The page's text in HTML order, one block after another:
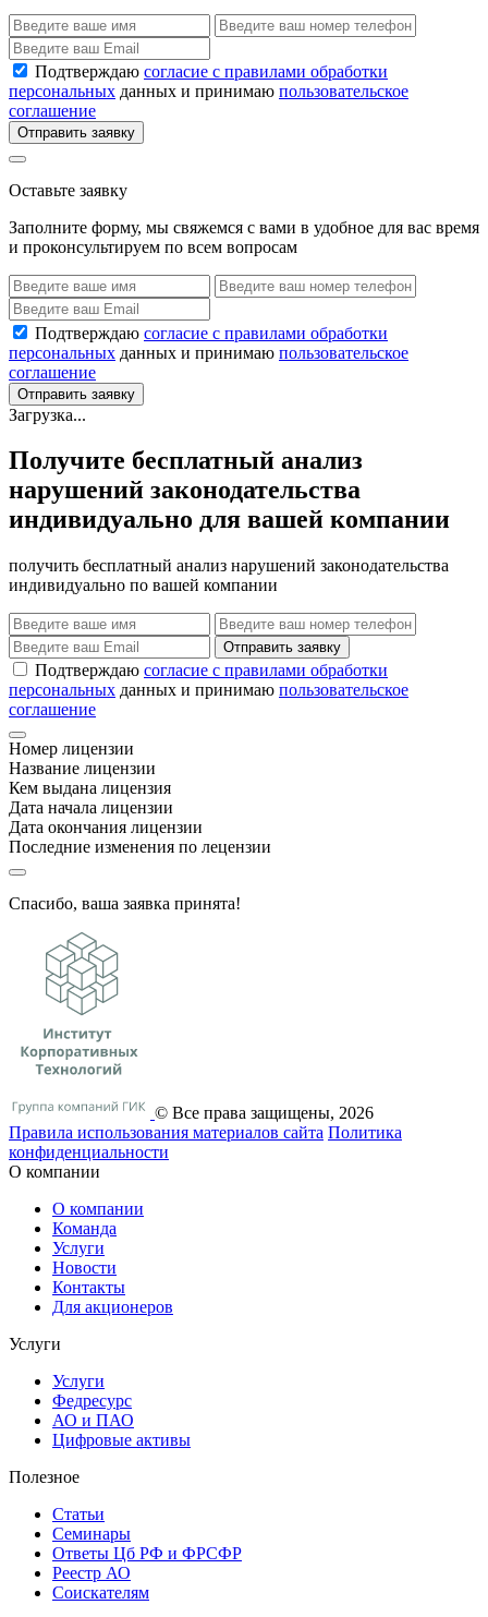
Подтверждаю согласие с правилами обработки
персональных данных и принимаю пользовательское
соглашение
Отправить заявку
Оставьте заявку
Заполните форму, мы свяжемся с вами в удобное для вас время
и проконсультируем по всем вопросам
Подтверждаю согласие с правилами обработки
персональных данных и принимаю пользовательское
соглашение
Отправить заявку
Загрузка...
Получите бесплатный анализ
нарушений законодательства
индивидуально для вашей компании
получить бесплатный анализ нарушений законодательства
индивидуально по вашей компании
Отправить заявку
Подтверждаю согласие с правилами обработки
персональных данных и принимаю пользовательское
соглашение
Номер лицензии
Название лицензии
Кем выдана лицензия
Дата начала лицензии
Дата окончания лицензии
Последние изменения по лецензии
Спасибо, ваша заявка принята!
© Все права защищены, 2026
Правила использования материалов сайта Политика
конфиденциальности
О компании
О компании
Команда
Услуги
Новости
Контакты
Для акционеров
Услуги
Услуги
Федресурс
АО и ПАО
Цифровые активы
Полезное
Статьи
Cеминары
Ответы Цб РФ и ФРСФР
Реестр АО
Соискателям